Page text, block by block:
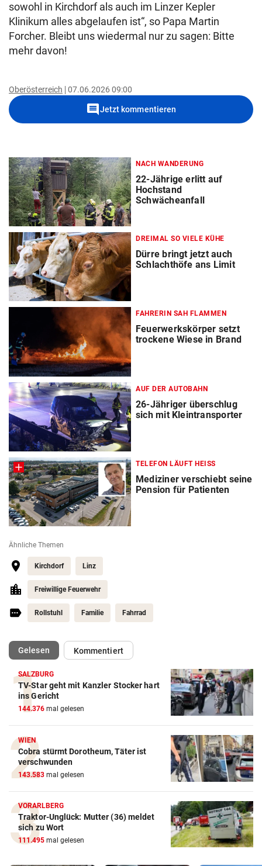
sowohl in Kirchdorf als auch im Linzer Kepler
Klinikum alles abgelaufen ist“, so Papa Martin
Forcher. Bleibt uns wiedermal nur zu sagen: Bitte
mehr davon!
Oberösterreich 07.06.2026 09:00
commentJetzt kommentieren
NACH WANDERUNG
22-Jährige erlitt auf
Hochstand
Schwächeanfall
DREIMAL SO VIELE KÜHE
Dürre bringt jetzt auch
Schlachthöfe ans Limit
FAHRERIN SAH FLAMMEN
Feuerwerkskörper setzt
trockene Wiese in Brand
AUF DER AUTOBAHN
26-Jähriger überschlug
sich mit Kleintransporter
TELEFON LÄUFT HEISS
Mediziner verschiebt seine
Pension für Patienten
Ähnliche Themen
Kirchdorf Linz
Freiwillige Feuerwehr
Rollstuhl Familie Fahrrad
Gelesen(ausgewählt)Kommentiert
SALZBURG
TV-Star geht mit Kanzler Stocker hart
ins Gericht
144.376 mal gelesen
WIEN
Cobra stürmt Dorotheum, Täter ist
verschwunden
143.583 mal gelesen
VORARLBERG
Traktor-Unglück: Mutter (36) meldet
sich zu Wort
111.495 mal gelesen